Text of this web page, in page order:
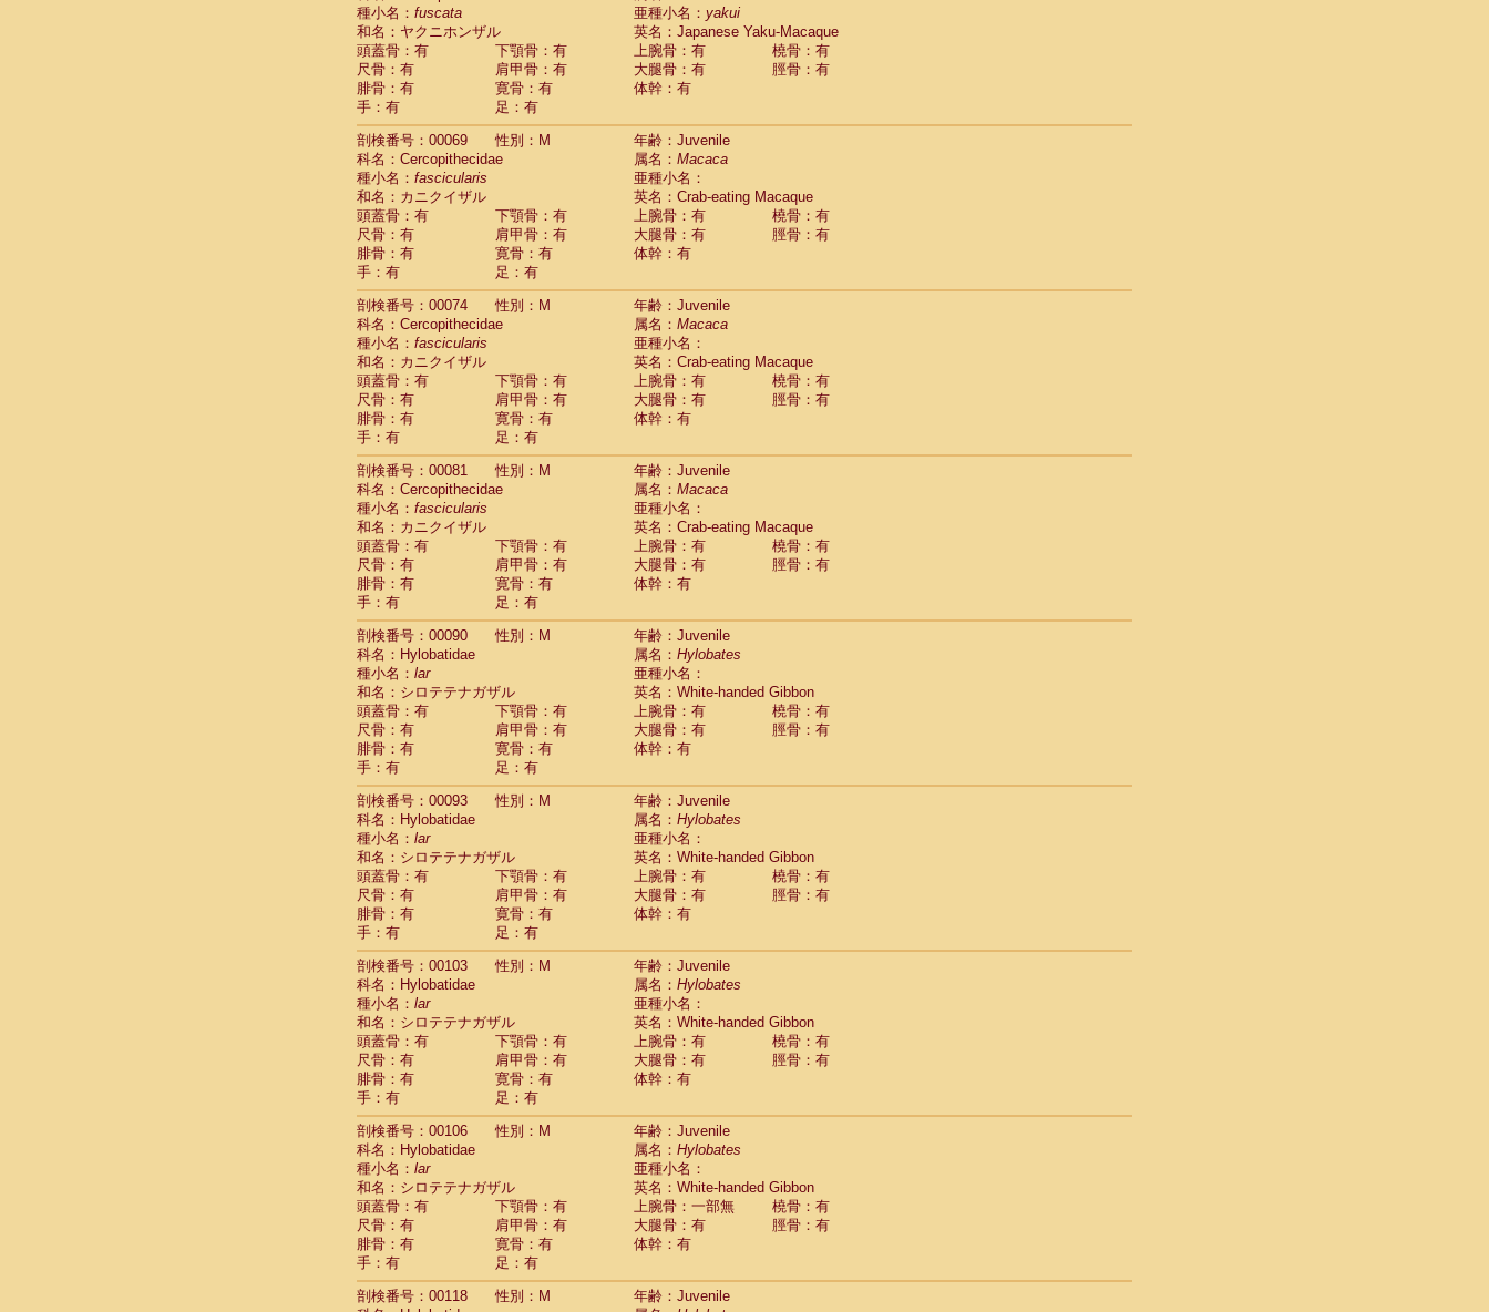
Cercopithecidae Chlorocebus aethiops (1)
CercopithecidaeChlorocebus pygerythrus cynosuros (0)
CercopithecidaeErythrocebus patas (14)
CercopithecidaeMiopithecus talapoin
CercopithecidaeCercopithecinae spp.
CercopithecidaeColobus angolensis
CercopithecidaeColobus guereza (0)
Cercopithecidae Colobus polykomos(0)
Cercopithecidae Piliocolobus badius(0)
Cercopithecidae Kasi senex vetulus(0)
CercopithecidaeKasi senex
CercopithecidaeNasalis larvatus(0)
CercopithecidaePresbytes melalophos
CercopithecidaePygathrix nemaeus
CercopithecidaeSemnopithecus entellus(7)
Cercopithecidae Trachypithecus cristatus(0)
Cercopithecidae Trachypithecus francoisi
Cercopithecidae Trachypithecus obscurus(1)
CercopithecidaeTrachypithecus pileatus
CercopithecidaeColobinae spp.(0)
CercopithecidaePresbytesinaespp.(0)
CercopithecidaeCercopithecidae
HylobatidaeHoolock hoolock(0)
HylobatidaeHylobates agilis
HylobatidaeHylobates klossii (0)
Hylobatidae
HylobatidaeHylobates moloch(0)
Hylobatidae Hylobates muelleri(0)
HylobatidaeHylobates pileatus(2)
Hylobatidae Hylobates
HylobatidaeHylobateshybrid(0)
HylobatidaeNomascus concolor(0)
Hylobatidae Symphalangus syndactylus(0)
Hominidae (0)
HominidaePan troglodytes
Hominidae Gorilla gorilla beringei(0)
Hominidae Gorilla gorilla gorilla(0)
Primates misc.(0)
Scandentia Dendrogale melanura
Scandentia Ptilocercus lowii
Scandentia
Scandentia
ScandentiaTupaia minor
種小名： fuscata 亜種小名： yakui
和名：ヤクニホンザル
英名：Japanese Yaku-Macaque
頭蓋骨：有
下顎骨：有 上腕骨：有
橈骨：有
尺骨：有
肩甲骨：有 大腿骨：有
脛骨：有
腓骨：有
寛骨：有
体幹：有
手：有
足：有
剖検番号：00069
性別：M
年齢：Juvenile
科名：Cercopithecidae
属名： Macaca
種小名： fascicularis
亜種小名：
和名：カニクイザル
英名：Crab-eating Macaque
頭蓋骨：有
下顎骨：有 上腕骨：有
橈骨：有
尺骨：有
肩甲骨：有 大腿骨：有
脛骨：有
腓骨：有
寛骨：有
体幹：有
手：有
足：有
剖検番号：00074
性別：M
年齢：Juvenile
科名：Cercopithecidae
属名： Macaca
種小名： fascicularis
亜種小名：
和名：カニクイザル
英名：Crab-eating Macaque
頭蓋骨：有
下顎骨：有 上腕骨：有
橈骨：有
尺骨：有
肩甲骨：有 大腿骨：有
脛骨：有
腓骨：有
寛骨：有
体幹：有
手：有
足：有
剖検番号：00081
性別：M
年齢：Juvenile
科名：Cercopithecidae
属名： Macaca
種小名： fascicularis
亜種小名：
和名：カニクイザル
英名：Crab-eating Macaque
頭蓋骨：有
下顎骨：有 上腕骨：有
橈骨：有
尺骨：有
肩甲骨：有 大腿骨：有
脛骨：有
腓骨：有
寛骨：有
体幹：有
手：有
足：有
剖検番号：00090
性別：M
年齢：Juvenile
科名：Hylobatidae
属名： Hylobates
種小名： lar
亜種小名：
和名：シロテテナガザル
英名：White-handed Gibbon
頭蓋骨：有
下顎骨：有 上腕骨：有
橈骨：有
尺骨：有
肩甲骨：有 大腿骨：有
脛骨：有
腓骨：有
寛骨：有
体幹：有
手：有
足：有
剖検番号：00093
性別：M
年齢：Juvenile
科名：Hylobatidae
属名： Hylobates
種小名： lar
亜種小名：
和名：シロテテナガザル
英名：White-handed Gibbon
頭蓋骨：有
下顎骨：有 上腕骨：有
橈骨：有
尺骨：有
肩甲骨：有 大腿骨：有
脛骨：有
腓骨：有
寛骨：有
体幹：有
手：有
足：有
剖検番号：00103
性別：M
年齢：Juvenile
科名：Hylobatidae
属名： Hylobates
種小名： lar
亜種小名：
和名：シロテテナガザル
英名：White-handed Gibbon
頭蓋骨：有
下顎骨：有 上腕骨：有
橈骨：有
尺骨：有
肩甲骨：有 大腿骨：有
脛骨：有
腓骨：有
寛骨：有
体幹：有
手：有
足：有
剖検番号：00106
性別：M
年齢：Juvenile
科名：Hylobatidae
属名： Hylobates
種小名： lar
亜種小名：
和名：シロテテナガザル
英名：White-handed Gibbon
頭蓋骨：有
下顎骨：有 上腕骨：一部無
橈骨：有
尺骨：有
肩甲骨：有 大腿骨：有
脛骨：有
腓骨：有
寛骨：有
体幹：有
手：有
足：有
剖検番号：00118
性別：M
年齢：Juvenile